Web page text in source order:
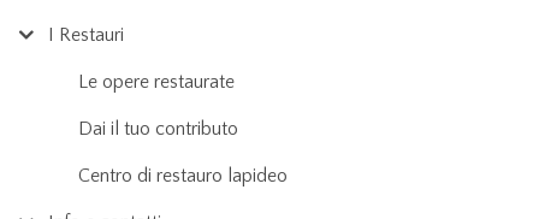
I Restauri
Le opere restaurate
Dai il tuo contributo
Centro di restauro lapideo